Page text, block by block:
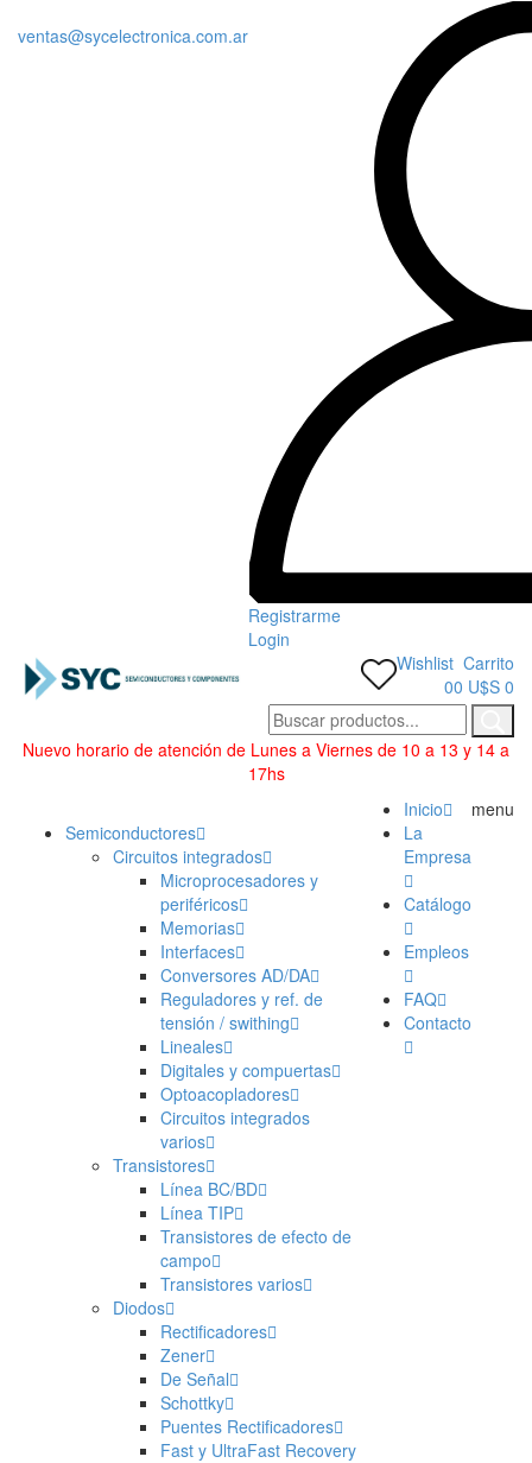
ventas@sycelectronica.com.ar
Registrarme
Login
Wishlist
00
Carrito
U$S 0
Nuevo horario de atención de Lunes a Viernes de 10 a 13 y 14 a
17hs
Semiconductores
Circuitos integrados
Microprocesadores y
periféricos
Memorias
Interfaces
Conversores AD/DA
Reguladores y ref. de
tensión / swithing
Lineales
Digitales y compuertas
Optoacopladores
Circuitos integrados
varios
Transistores
Línea BC/BD
Línea TIP
Transistores de efecto de
campo
Transistores varios
Diodos
Rectificadores
Zener
De Señal
Schottky
Puentes Rectificadores
Fast y UltraFast Recovery
Inicio
La
Empresa
Catálogo
Empleos
FAQ
Contacto
menu